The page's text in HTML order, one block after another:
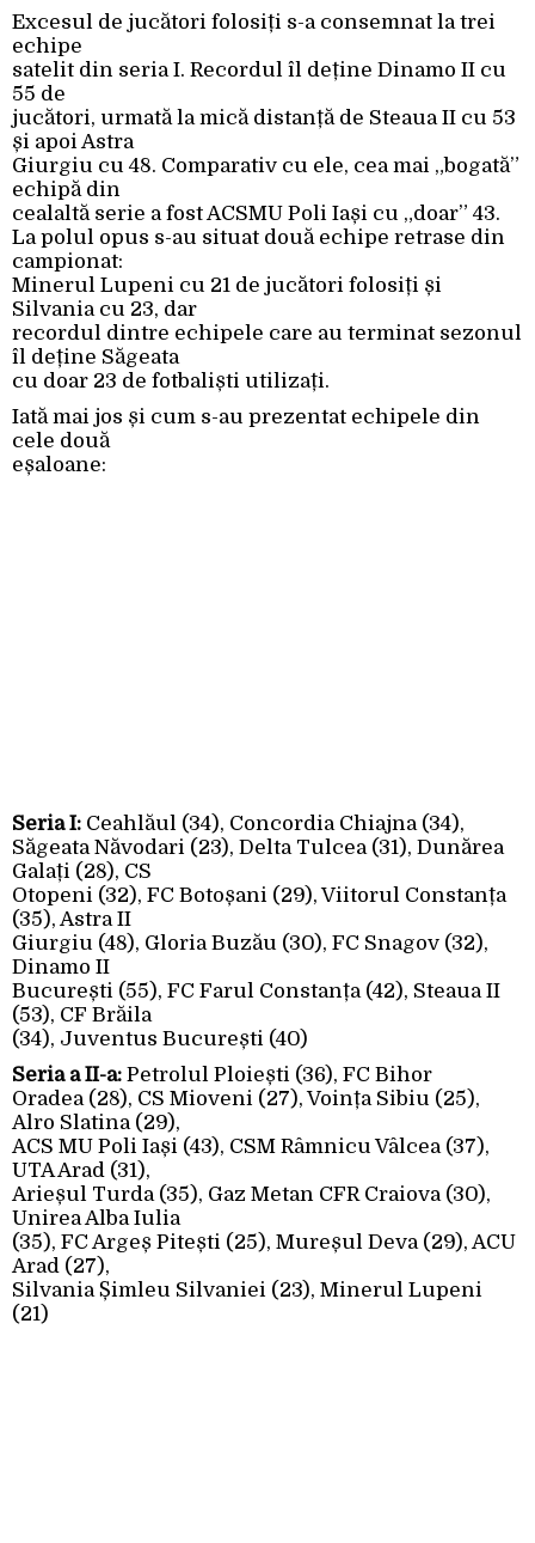
Excesul de jucători folosiți s-a consemnat la trei
echipe
satelit din seria I. Recordul îl deține Dinamo II cu
55 de
jucători, urmată la mică distanță de Steaua II cu 53
și apoi Astra
Giurgiu cu 48. Comparativ cu ele, cea mai „bogată”
echipă din
cealaltă serie a fost ACSMU Poli Iași cu „doar” 43.
La polul opus s-au situat două echipe retrase din
campionat:
Minerul Lupeni cu 21 de jucători folosiți și
Silvania cu 23, dar
recordul dintre echipele care au terminat sezonul
îl deține Săgeata
cu doar 23 de fotbaliști utilizați.
Iată mai jos și cum s-au prezentat echipele din
cele două
eșaloane:
Seria I: Ceahlăul (34), Concordia Chiajna (34),
Săgeata Năvodari (23), Delta Tulcea (31), Dunărea
Galați (28), CS
Otopeni (32), FC Botoșani (29), Viitorul Constanța
(35), Astra II
Giurgiu (48), Gloria Buzău (30), FC Snagov (32),
Dinamo II
București (55), FC Farul Constanța (42), Steaua II
(53), CF Brăila
(34), Juventus București (40)
Seria a II-a: Petrolul Ploiești (36), FC Bihor
Oradea (28), CS Mioveni (27), Voința Sibiu (25),
Alro Slatina (29),
ACS MU Poli Iași (43), CSM Râmnicu Vâlcea (37),
UTA Arad (31),
Arieșul Turda (35), Gaz Metan CFR Craiova (30),
Unirea Alba Iulia
(35), FC Argeș Pitești (25), Mureșul Deva (29), ACU
Arad (27),
Silvania Șimleu Silvaniei (23), Minerul Lupeni
(21)